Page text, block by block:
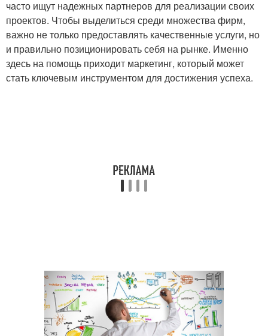
часто ищут надежных партнеров для реализации своих
проектов. Чтобы выделиться среди множества фирм,
важно не только предоставлять качественные услуги, но
и правильно позиционировать себя на рынке. Именно
здесь на помощь приходит маркетинг, который может
стать ключевым инструментом для достижения успеха.